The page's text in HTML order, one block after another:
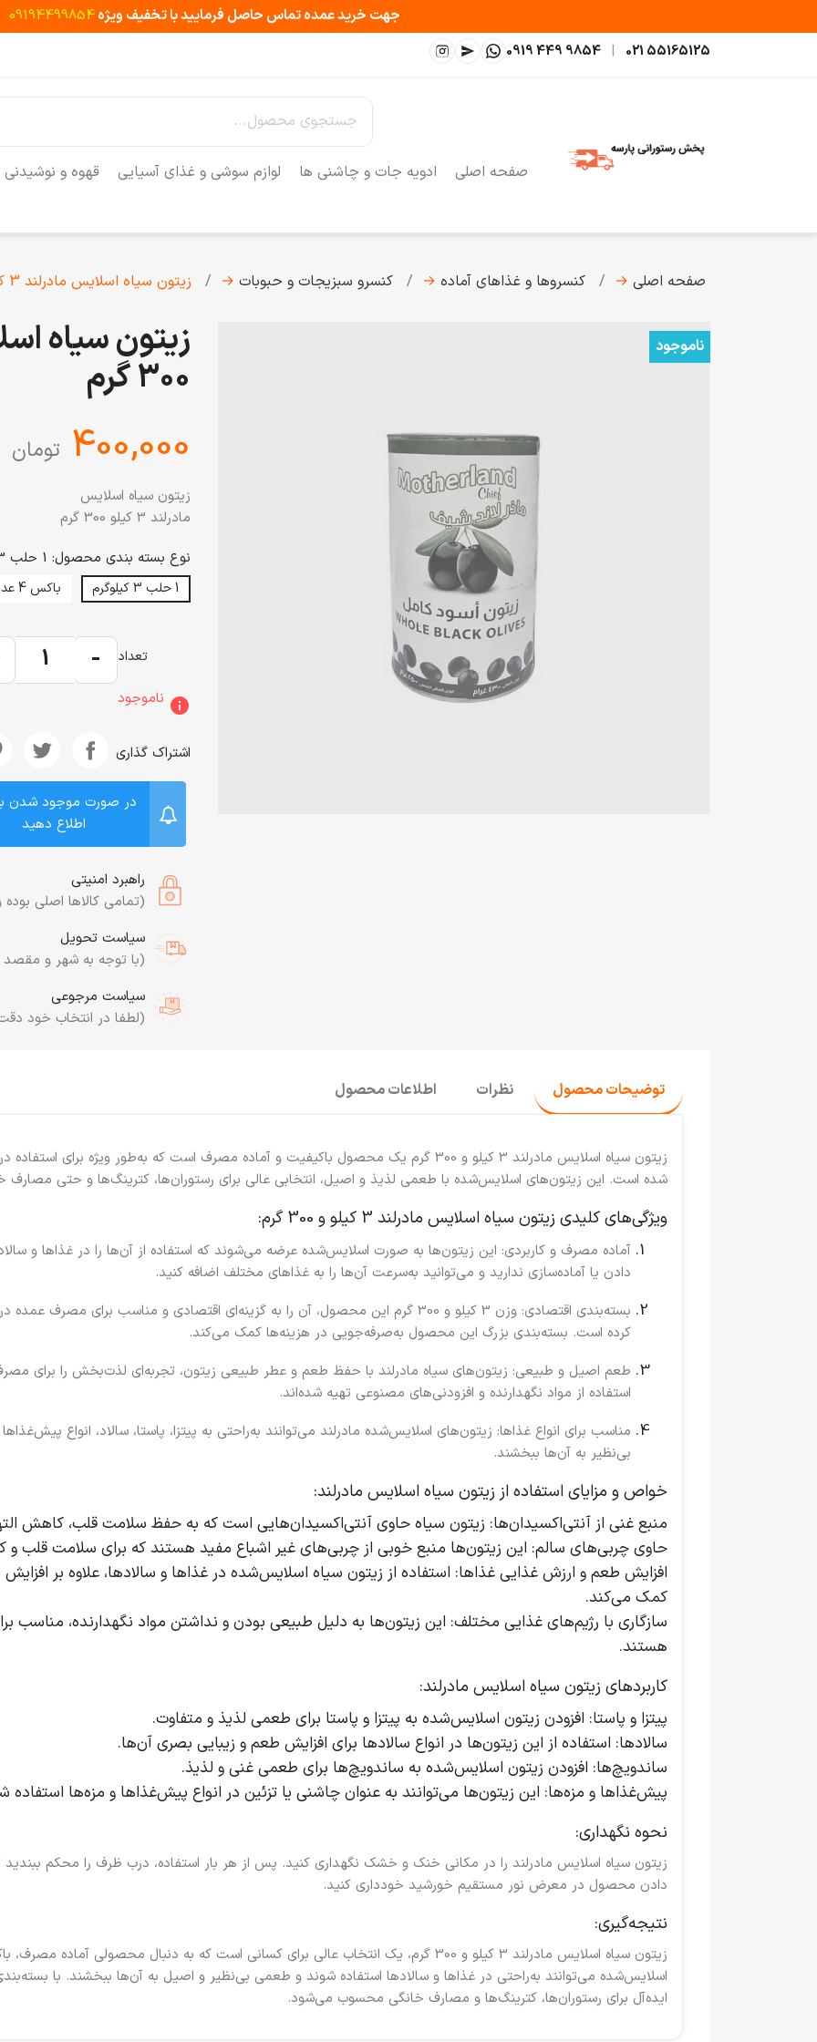
جهت خرید عمده تماس حاصل فرمایید با تخفیف ویژه09194499854
021 55165125
|
0919 449 9854
صفحه اصلی ادویه جات و چاشنی ها لوازم سوشی و غذای آسیایی قهوه و نوشیدنی
صفحه اصلی → کنسروها و غذاهای آماده → کنسرو سبزیجات و حبوبات → زیتون سیاه اسلایس مادرلند 3 کیلو 300 گرم
ناموجود
300 گرم
‎400,000 تومان
زیتون سیاه اسلایس
مادرلند 3 کیلو 300 گرم
نوع بسته بندی محصول: 1 حلب 3 کیلوگرم
1 حلب 3 کیلوگرم باکس 4 عدد
تعداد -
info ناموجود
اشتراک گذاری
در صورت موجود شدن
اطلاع دهید
راهبرد امنیتی
(تمامی کالاها اصلی
سیاست تحویل
(با توجه به شهر و مقصد
سیاست مرجوعی
(لطفا در انتخاب خود
توضیحات محصول نظرات اطلاعات محصول
زیتون سیاه اسلایس مادرلند 3 کیلو و 300 گرم
یک محصول باکیفیت و آماده مصرف است که به‌طور ویژه برای استفاده در
شده است. این زیتون‌های اسلایس‌شده با طعمی لذیذ و اصیل، انتخابی عالی برای رستوران‌ها، کترینگ‌ها و حتی
ویژگی‌های کلیدی زیتون سیاه اسلایس مادرلند 3 کیلو و 300 گرم:
آماده مصرف و کاربردی: این زیتون‌ها به صورت اسلایس‌شده عرضه می‌شوند که استفاده از آن‌ها را در غذاها و
دادن یا آماده‌سازی ندارید و می‌توانید به‌سرعت آن‌ها را به غذاهای مختلف اضافه کنید.
بسته‌بندی اقتصادی
: وزن 3 کیلو و 300 گرم این محصول، آن را به گزینه‌ای اقتصادی و مناسب برای
کرده است. بسته‌بندی بزرگ این محصول به‌صرفه‌جویی در هزینه‌ها کمک می‌کند.
طعم اصیل و طبیعی: زیتون‌های سیاه مادرلند با حفظ طعم و عطر طبیعی زیتون، تجربه‌ای لذت‌بخش را برای
استفاده از مواد نگهدارنده و افزودنی‌های مصنوعی تهیه شده‌اند.
مناسب برای انواع غذاها: زیتون‌های اسلایس‌شده مادرلند می‌توانند به‌راحتی به پیتزا، پاستا، سالاد، انواع
بی‌نظیر به آن‌ها ببخشند.
خواص و مزایای استفاده از زیتون سیاه اسلایس مادرلند:
منبع غنی از آنتی‌اکسیدان‌ها: زیتون سیاه حاوی آنتی‌اکسیدان‌هایی است که به حفظ سلامت قلب، کاهش
حاوی چربی‌های سالم: این زیتون‌ها منبع خوبی از چربی‌های غیر اشباع مفید هستند که برای سلامت قلب
افزایش طعم و ارزش غذایی غذاها: استفاده از زیتون سیاه اسلایس‌شده در غذاها و سالادها، علاوه بر
کمک می‌کند.
سازگاری با رژیم‌های غذایی مختلف: این زیتون‌ها به دلیل طبیعی بودن و نداشتن مواد نگهدارنده، مناسب
هستند.
کاربردهای زیتون سیاه اسلایس مادرلند:
پیتزا و پاستا: افزودن زیتون اسلایس‌شده به پیتزا و پاستا برای طعمی لذیذ و متفاوت.
سالادها: استفاده از این زیتون‌ها در انواع سالادها برای افزایش طعم و زیبایی بصری آن‌ها.
ساندویچ‌ها: افزودن زیتون اسلایس‌شده به ساندویچ‌ها برای طعمی غنی و لذیذ.
پیش‌غذاها و مزه‌ها: این زیتون‌ها می‌توانند به عنوان چاشنی یا تزئین در انواع پیش‌غذاها و مزه‌ها استفاده
نحوه نگهداری:
زیتون سیاه اسلایس مادرلند را در مکانی خنک و خشک نگهداری کنید. پس از هر بار استفاده، درب ظرف را محکم
دادن محصول در معرض نور مستقیم خورشید خودداری کنید.
نتیجه‌گیری:
زیتون سیاه اسلایس مادرلند 3 کیلو و 300 گرم
، یک انتخاب عالی برای کسانی است که به دنبال محصولی آماده مصرف،
اسلایس‌شده می‌توانند به‌راحتی در غذاها و سالادها استفاده شوند و طعمی بی‌نظیر و اصیل به آن‌ها ببخشند. با
ایده‌آل برای رستوران‌ها، کترینگ‌ها و مصارف خانگی محسوب می‌شود.